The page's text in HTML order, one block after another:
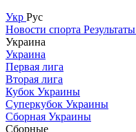
Укр Рус
Новости спорта Результаты
Украина
Украина
Первая лига
Вторая лига
Кубок Украины
Суперкубок Украины
Сборная Украины
Сборные